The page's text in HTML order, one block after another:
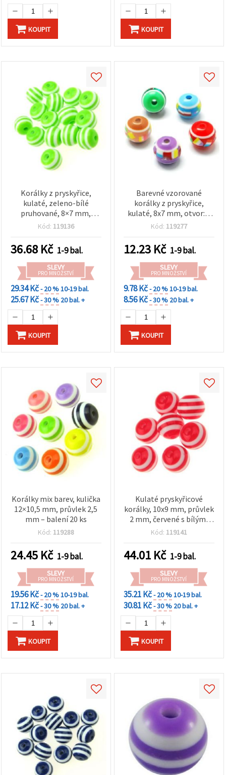
KOUPIT KOUPIT
Korálky z pryskyřice,
kulaté, zeleno-bílé
pruhované, 8×7 mm,
otvor: 2 mm – 50 ks
Kód: 119136
36.68 Kč 1-9 bal.
SLEVY
PRO MNOŽSTVÍ
29.34 Kč- 20 %10-19 bal.
25.67 Kč- 30 % 20 bal. +
KOUPIT
Barevné vzorované
korálky z pryskyřice,
kulaté, 8x7 mm, otvor: 2
mm, MIX barev – 20 ks
Kód: 119277
12.23 Kč 1-9 bal.
SLEVY
PRO MNOŽSTVÍ
9.78 Kč- 20 %10-19 bal.
8.56 Kč- 30 % 20 bal. +
KOUPIT
Korálky mix barev, kulička
12×10,5 mm, průvlek 2,5
mm – balení 20 ks
Kód: 119288
24.45 Kč 1-9 bal.
SLEVY
PRO MNOŽSTVÍ
19.56 Kč- 20 %10-19 bal.
17.12 Kč- 30 % 20 bal. +
KOUPIT
Kulaté pryskyřicové
korálky, 10x9 mm, průvlek
2 mm, červené s bílými
pruhy - 50 ks
Kód: 119141
44.01 Kč 1-9 bal.
SLEVY
PRO MNOŽSTVÍ
35.21 Kč- 20 %10-19 bal.
30.81 Kč- 30 % 20 bal. +
KOUPIT